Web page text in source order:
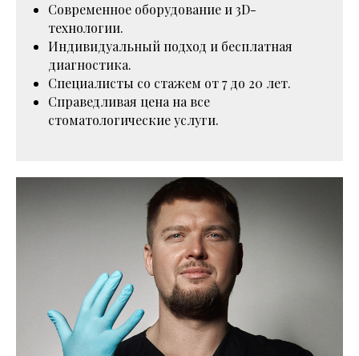
Современное оборудование и 3D-
технологии.
Индивидуальный подход и бесплатная
диагностика.
Специалисты со стажем от 7 до 20 лет.
Справедливая цена на все
стоматологические услуги.